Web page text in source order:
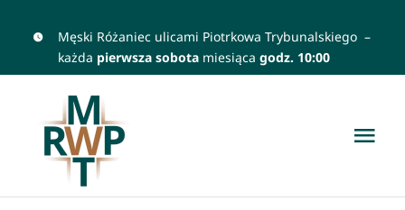
Męski Różaniec ulicami Piotrkowa Trybunalskiego –
każda pierwsza sobotamiesiąca godz. 10:00
Home